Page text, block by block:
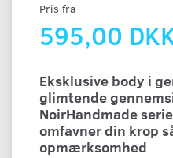
Pris fra
595,00
Eksklusive body i
glimtende
NoirHandmade
omfavner din krop
opmærksomhed